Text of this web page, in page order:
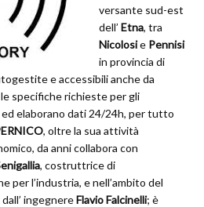
versante sud-est
dell’ Etna, tra
Nicolosie Pennisi
in provincia di
e accessibili anche da
specifiche richieste per gli
elaborano dati 24/24h, per tutto
, oltre la sua attività
da anni collabora con
, costruttrice di
per l’industria, e nell’ambito del
ingegnereFlavio Falcinelli; è